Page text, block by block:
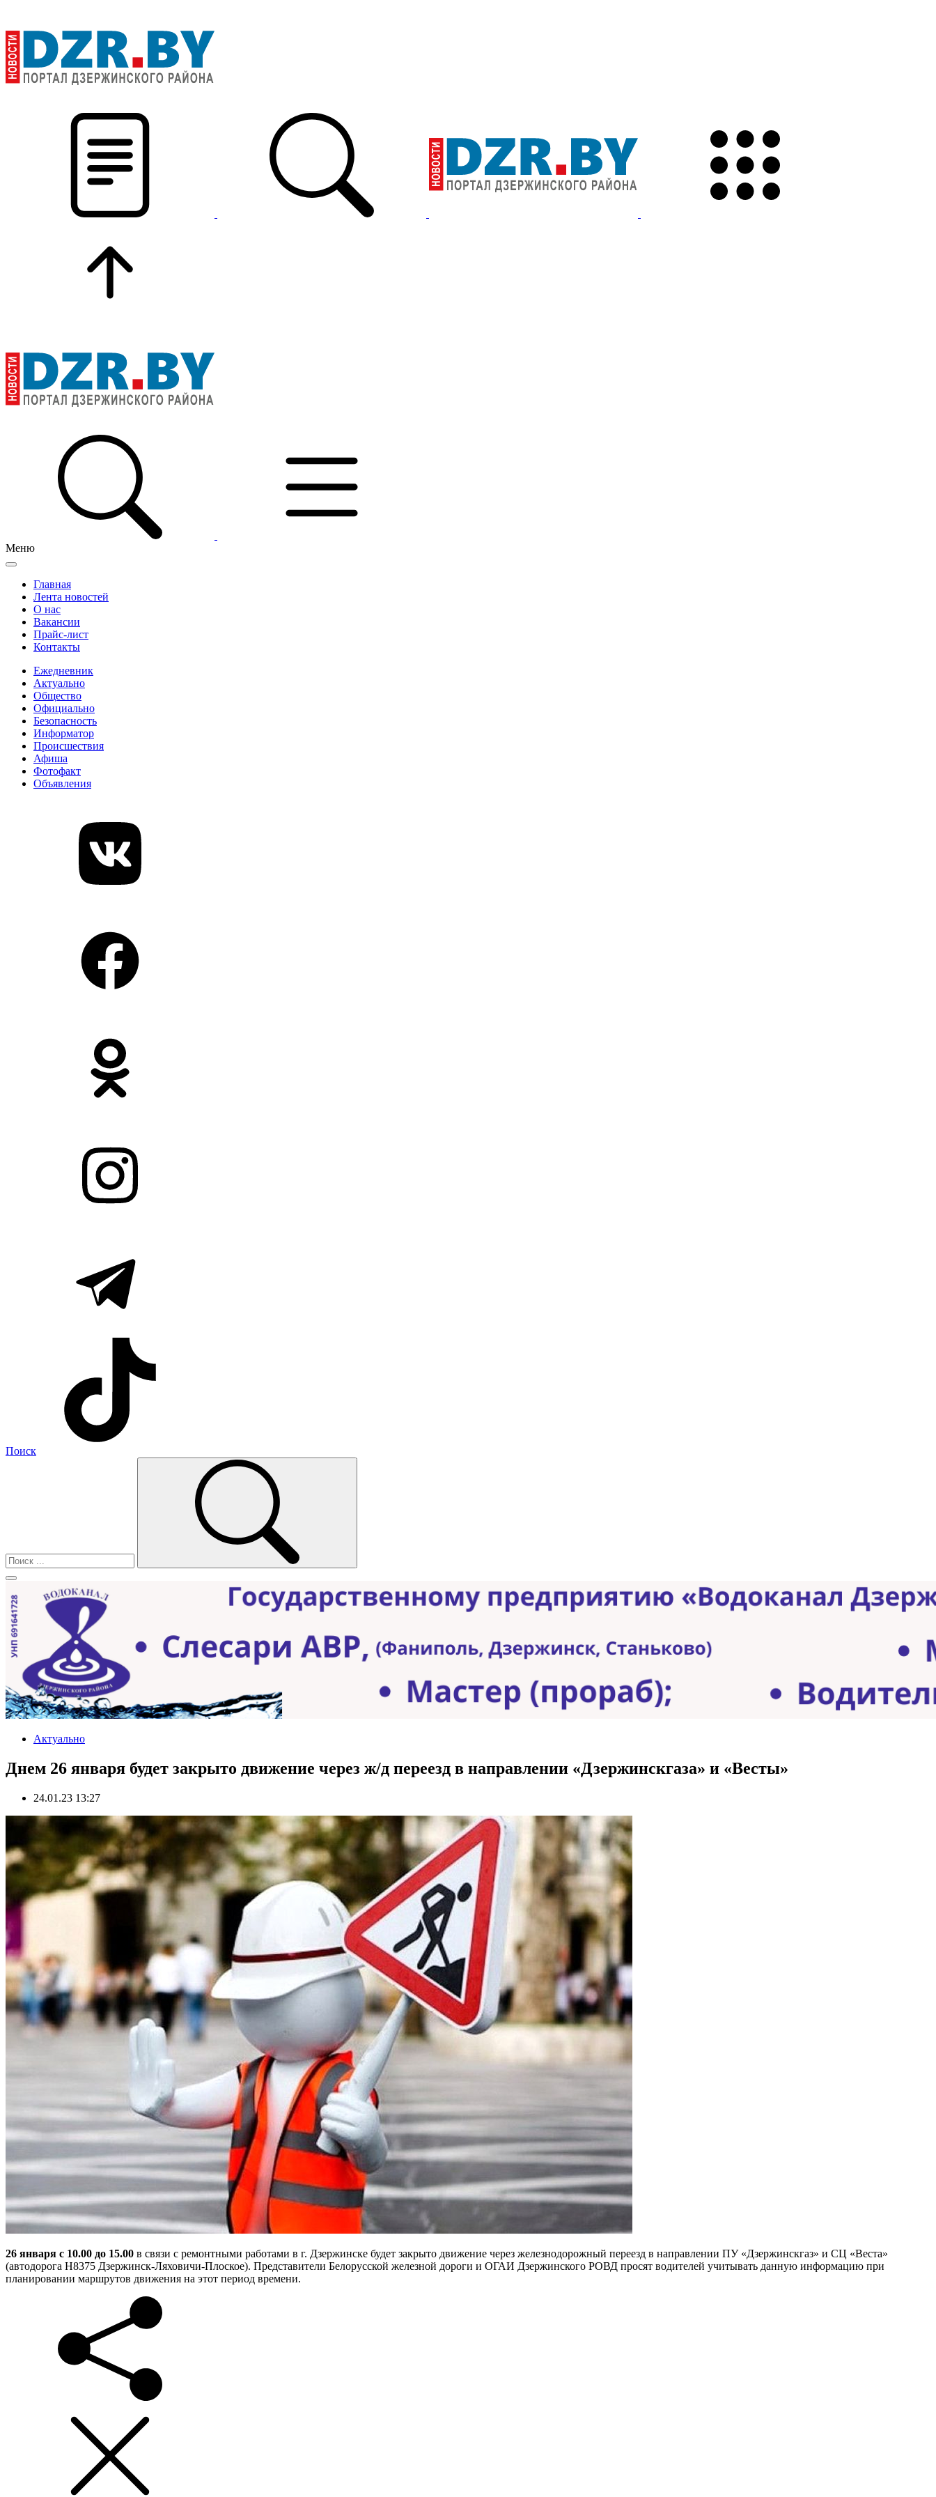
Меню
Главная
Лента новостей
О нас
Вакансии
Прайс-лист
Контакты
Ежедневник
Актуально
Общество
Официально
Безопасность
Информатор
Происшествия
Афиша
Фотофакт
Объявления
Поиск
Актуально
Днем 26 января будет закрыто движение через ж/д переезд в направлении «Дзержинскгаза» и «Весты»
24.01.23 13:27
26 января с 10.00 до 15.00 в связи с ремонтными работами в г. Дзержинске будет закрыто движение через железнодорожный переезд в направлении ПУ «Дзержинскгаз» и СЦ «Веста»
(автодорога Н8375 Дзержинск-Ляховичи-Плоское). Представители Белорусской железной дороги и ОГАИ Дзержинского РОВД просят водителей учитывать данную информацию при
планировании маршрутов движения на этот период времени.